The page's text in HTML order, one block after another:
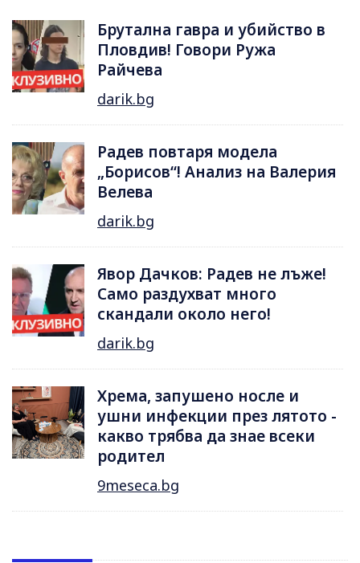
Брутална гавра и убийство в
Пловдив! Говори Ружа
Райчева
darik.bg
Радев повтаря модела
„Борисов“! Анализ на Валерия
Велева
darik.bg
Явор Дачков: Радев не лъже!
Само раздухват много
скандали около него!
darik.bg
Хрема, запушено носле и
ушни инфекции през лятотo -
какво трябва да знае всеки
родител
9meseca.bg